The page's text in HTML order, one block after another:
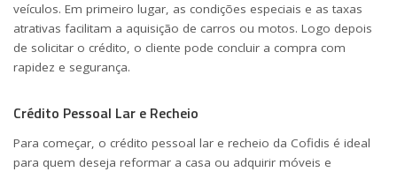
veículos. Em primeiro lugar, as condições especiais e as taxas
atrativas facilitam a aquisição de carros ou motos. Logo depois
de solicitar o crédito, o cliente pode concluir a compra com
rapidez e segurança.
Crédito Pessoal Lar e Recheio
Para começar, o crédito pessoal lar e recheio da Cofidis é ideal
para quem deseja reformar a casa ou adquirir móveis e